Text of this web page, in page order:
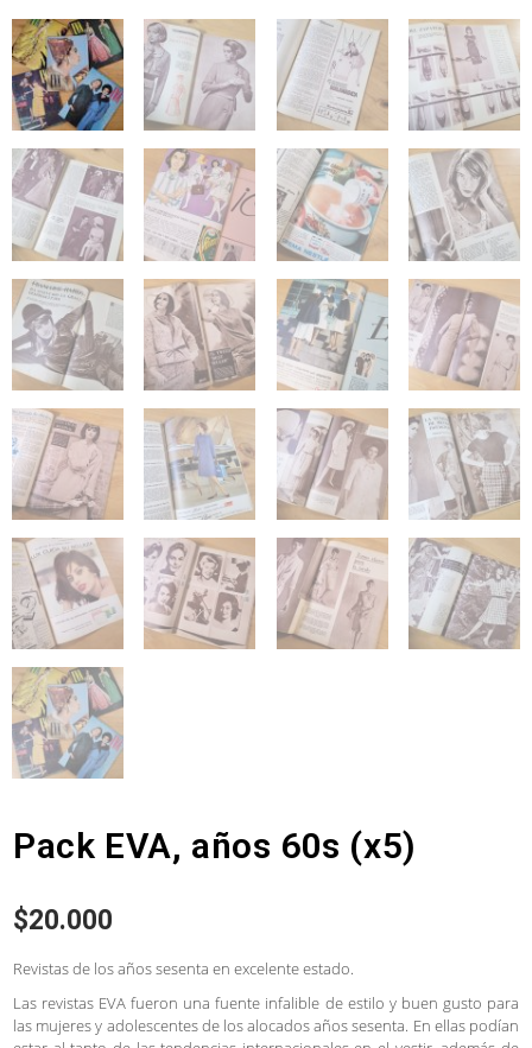
Pack EVA, años 60s (x5)
$20.000
Revistas de los años sesenta en excelente estado.
Las revistas EVA fueron una fuente infalible de estilo y buen gusto para
las mujeres y adolescentes de los alocados años sesenta. En ellas podían